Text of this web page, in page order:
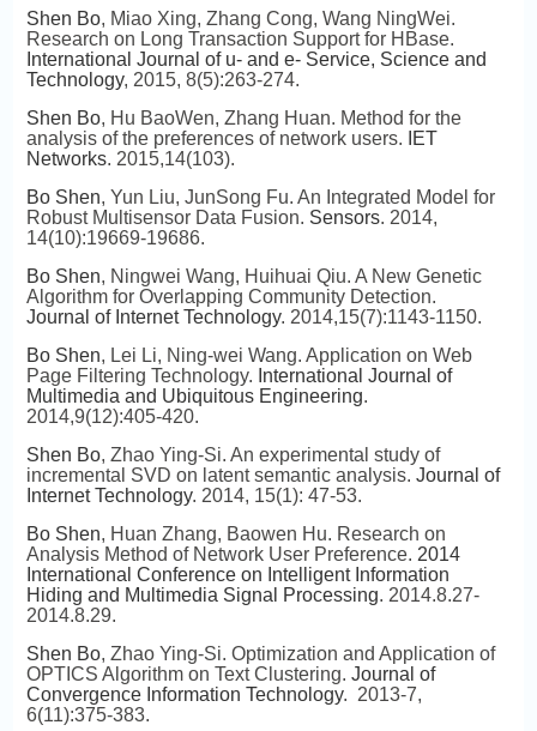
Shen Bo, Miao Xing, Zhang Cong, Wang NingWei.
Research on Long Transaction Support for HBase.
International Journal of u- and e- Service, Science and
Technology, 2015, 8(5):263-274.
Shen Bo, Hu BaoWen, Zhang Huan. Method for the
analysis of the preferences of network users.
IET
Networks. 2015,14(103).
Bo Shen, Yun Liu, JunSong Fu. An Integrated Model for
Robust Multisensor Data Fusion. Sensors. 2014,
14(10):19669-19686.
Bo Shen, Ningwei Wang, Huihuai Qiu. A New Genetic
Algorithm for Overlapping Community Detection.
Journal of Internet Technology. 2014,15(7):1143-1150.
Bo Shen, Lei Li, Ning-wei Wang. Application on Web
Page Filtering Technology. International Journal of
Multimedia and Ubiquitous Engineering.
2014,9(12):405-420.
Shen Bo, Zhao Ying-Si. An experimental study of
incremental SVD on latent semantic analysis. Journal of
Internet Technology. 2014, 15(1): 47-53.
Bo Shen, Huan Zhang, Baowen Hu. Research on
Analysis Method of Network User Preference. 2014
International Conference on Intelligent Information
Hiding and Multimedia Signal Processing. 2014.8.27-
2014.8.29.
Shen Bo, Zhao Ying-Si. Optimization and Application of
OPTICS Algorithm on Text Clustering. Journal of
Convergence Information Technology. 2013-7,
6(11):375-383.